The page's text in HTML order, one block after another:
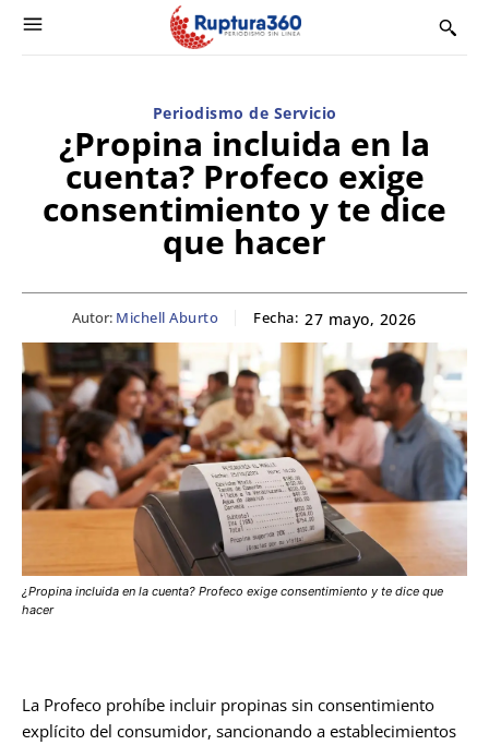
Periodismo de Servicio
¿Propina incluida en la
cuenta? Profeco exige
consentimiento y te dice
que hacer
Autor: Michell Aburto Fecha: 27 mayo, 2026
¿Propina incluida en la cuenta? Profeco exige consentimiento y te dice que
hacer
La Profeco prohíbe incluir propinas sin consentimiento
explícito del consumidor, sancionando a establecimientos